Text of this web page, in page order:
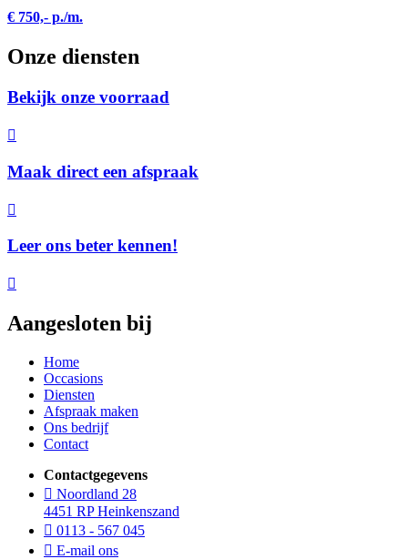
€ 750,- p./m.
Onze diensten
Bekijk onze voorraad
Maak direct een afspraak
Leer ons beter kennen!
Aangesloten bij
Home
Occasions
Diensten
Afspraak maken
Ons bedrijf
Contact
Contactgegevens
Noordland 28
4451 RP Heinkenszand
0113 - 567 045
E-mail ons